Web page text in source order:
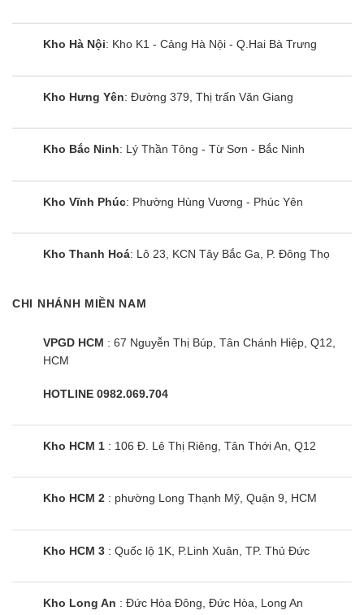
Kho Hà Nội: Kho K1 - Cảng Hà Nội - Q.Hai Bà Trưng
Kho Hưng Yên: Đường 379, Thị trấn Văn Giang
Kho Bắc Ninh: Lý Thần Tông - Từ Sơn - Bắc Ninh
Kho Vĩnh Phúc: Phường Hùng Vương - Phúc Yên
Kho Thanh Hoá: Lô 23, KCN Tây Bắc Ga, P. Đông Thọ
CHI NHÁNH MIỀN NAM
VPGD HCM : 67 Nguyễn Thị Búp, Tân Chánh Hiệp, Q12,
HCM
HOTLINE 0982.069.704
Kho HCM 1 : 106 Đ. Lê Thị Riêng, Tân Thới An, Q12
Kho HCM 2 : phường Long Thạnh Mỹ, Quận 9, HCM
Kho HCM 3 : Quốc lộ 1K, P.Linh Xuân, TP. Thủ Đức
Kho Long An : Đức Hòa Đông, Đức Hòa, Long An